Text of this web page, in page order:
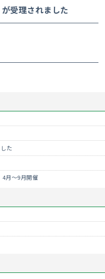
受理されました
た
月～9月開催